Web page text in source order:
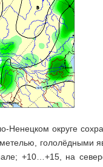
Ненецком округе
гололёдными
+10…+15, на